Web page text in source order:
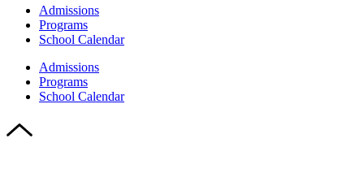
Admissions
Programs
School Calendar
Admissions
Programs
School Calendar